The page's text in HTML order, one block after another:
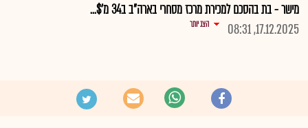
מישר - בת בהסכם למכירת מרכז מסחרי בארה"ב ב34 מ'$...
17.12.2025, 08:31
הצג יותר